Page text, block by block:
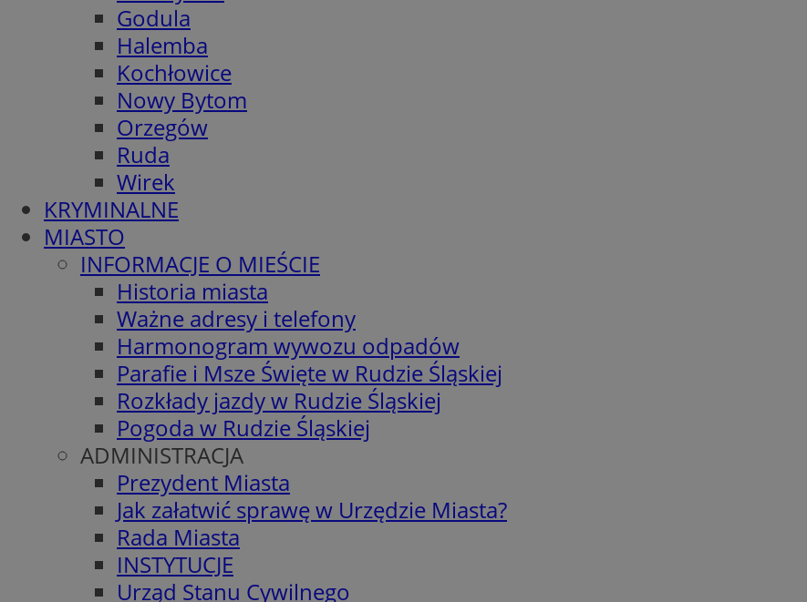
Godula
Halemba
Kochłowice
Nowy Bytom
Orzegów
Ruda
Wirek
KRYMINALNE
MIASTO
INFORMACJE O MIEŚCIE
Historia miasta
Ważne adresy i telefony
Harmonogram wywozu odpadów
Parafie i Msze Święte w Rudzie Śląskiej
Rozkłady jazdy w Rudzie Śląskiej
Pogoda w Rudzie Śląskiej
ADMINISTRACJA
Prezydent Miasta
Jak załatwić sprawę w Urzędzie Miasta?
Rada Miasta
INSTYTUCJE
Urząd Stanu Cywilnego